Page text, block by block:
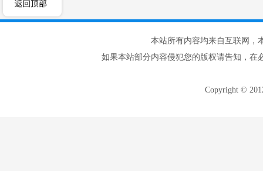
本站所有内容均来自互联网，
如果本站部分内容侵犯您的版权请告知，在
Copyright ©